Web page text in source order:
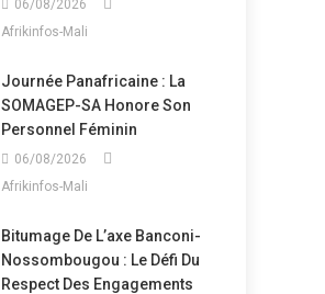
06/08/2026
Afrikinfos-Mali
Journée Panafricaine : La
SOMAGEP-SA Honore Son
Personnel Féminin
06/08/2026
Afrikinfos-Mali
Bitumage De L’axe Banconi-
Nossombougou : Le Défi Du
Respect Des Engagements